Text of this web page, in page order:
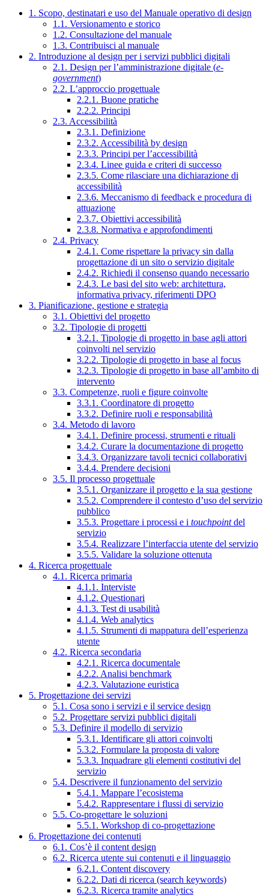
1. Scopo, destinatari e uso del Manuale operativo di design
1.1. Versionamento e storico
1.2. Consultazione del manuale
1.3. Contribuisci al manuale
2. Introduzione al design per i servizi pubblici digitali
2.1. Design per l’amministrazione digitale (e-
government)
2.2. L’approccio progettuale
2.2.1. Buone pratiche
2.2.2. Principi
2.3. Accessibilità
2.3.1. Definizione
2.3.2. Accessibilità by design
2.3.3. Principi per l’accessibilità
2.3.4. Linee guida e criteri di successo
2.3.5. Come rilasciare una dichiarazione di
accessibilità
2.3.6. Meccanismo di feedback e procedura di
attuazione
2.3.7. Obiettivi accessibilità
2.3.8. Normativa e approfondimenti
2.4. Privacy
2.4.1. Come rispettare la privacy sin dalla
progettazione di un sito o servizio digitale
2.4.2. Richiedi il consenso quando necessario
2.4.3. Le basi del sito web: architettura,
informativa privacy, riferimenti DPO
3. Pianificazione, gestione e strategia
3.1. Obiettivi del progetto
3.2. Tipologie di progetti
3.2.1. Tipologie di progetto in base agli attori
coinvolti nel servizio
3.2.2. Tipologie di progetto in base al focus
3.2.3. Tipologie di progetto in base all’ambito di
intervento
3.3. Competenze, ruoli e figure coinvolte
3.3.1. Coordinatore di progetto
3.3.2. Definire ruoli e responsabilità
3.4. Metodo di lavoro
3.4.1. Definire processi, strumenti e rituali
3.4.2. Curare la documentazione di progetto
3.4.3. Organizzare tavoli tecnici collaborativi
3.4.4. Prendere decisioni
3.5. Il processo progettuale
3.5.1. Organizzare il progetto e la sua gestione
3.5.2. Comprendere il contesto d’uso del servizio
pubblico
3.5.3. Progettare i processi e i touchpointdel
servizio
3.5.4. Realizzare l’interfaccia utente del servizio
3.5.5. Validare la soluzione ottenuta
4. Ricerca progettuale
4.1. Ricerca primaria
4.1.1. Interviste
4.1.2. Questionari
4.1.3. Test di usabilità
4.1.4. Web analytics
4.1.5. Strumenti di mappatura dell’esperienza
utente
4.2. Ricerca secondaria
4.2.1. Ricerca documentale
4.2.2. Analisi benchmark
4.2.3. Valutazione euristica
5. Progettazione dei servizi
5.1. Cosa sono i servizi e il service design
5.2. Progettare servizi pubblici digitali
5.3. Definire il modello di servizio
5.3.1. Identificare gli attori coinvolti
5.3.2. Formulare la proposta di valore
5.3.3. Inquadrare gli elementi costitutivi del
servizio
5.4. Descrivere il funzionamento del servizio
5.4.1. Mappare l’ecosistema
5.4.2. Rappresentare i flussi di servizio
5.5. Co-progettare le soluzioni
5.5.1. Workshop di co-progettazione
6. Progettazione dei contenuti
6.1. Cos’è il content design
6.2. Ricerca utente sui contenuti e il linguaggio
6.2.1. Content discovery
6.2.2. Dati di ricerca (search keywords)
6.2.3. Ricerca tramite analytics